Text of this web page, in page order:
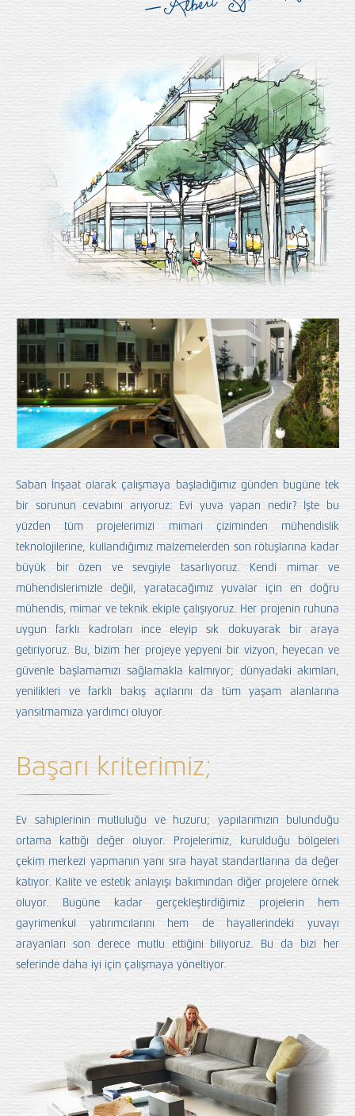
Saban İnşaat olarak çalışmaya başladığımız günden bugüne tek
bir sorunun cevabını arıyoruz: Evi yuva yapan nedir? İşte bu
yüzden tüm projelerimizi mimari çiziminden mühendislik
teknolojilerine, kullandığımız malzemelerden son rötuşlarına kadar
büyük bir özen ve sevgiyle tasarlıyoruz. Kendi mimar ve
mühendislerimizle değil, yaratacağımız yuvalar için en doğru
mühendis, mimar ve teknik ekiple çalışıyoruz. Her projenin ruhuna
uygun farklı kadroları ince eleyip sık dokuyarak bir araya
getiriyoruz. Bu, bizim her projeye yepyeni bir vizyon, heyecan ve
güvenle başlamamızı sağlamakla kalmıyor; dünyadaki akımları,
yenilikleri ve farklı bakış açılarını da tüm yaşam alanlarına
yansıtmamıza yardımcı oluyor.
Başarı kriterimiz;
Ev sahiplerinin mutluluğu ve huzuru; yapılarımızın bulunduğu
ortama kattığı değer oluyor. Projelerimiz, kurulduğu bölgeleri
çekim merkezi yapmanın yanı sıra hayat standartlarına da değer
katıyor. Kalite ve estetik anlayışı bakımından diğer projelere örnek
oluyor. Bugüne kadar gerçekleştirdiğimiz projelerin hem
gayrimenkul yatırımcılarını hem de hayallerindeki yuvayı
arayanları son derece mutlu ettiğini biliyoruz. Bu da bizi her
seferinde daha iyi için çalışmaya yöneltiyor.